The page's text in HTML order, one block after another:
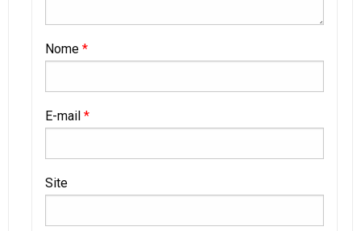
Nome *
E-mail *
Site